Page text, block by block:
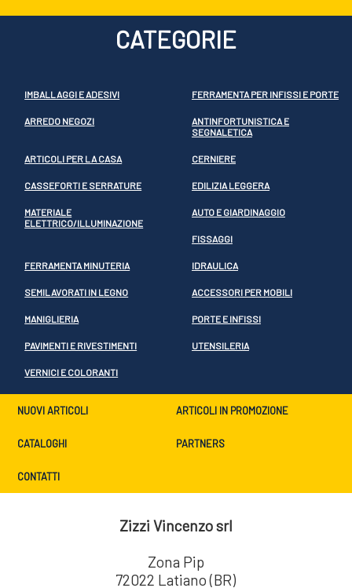
CATEGORIE
IMBALLAGGI E ADESIVI FERRAMENTA PER INFISSI E PORTE
ARREDO NEGOZI
ANTINFORTUNISTICA E
SEGNALETICA
ARTICOLI PER LA CASA CERNIERE
CASSEFORTI E SERRATURE EDILIZIA LEGGERA
MATERIALE
ELETTRICO/ILLUMINAZIONE
AUTO E GIARDINAGGIO
FISSAGGI
FERRAMENTA MINUTERIA IDRAULICA
SEMILAVORATI IN LEGNO ACCESSORI PER MOBILI
MANIGLIERIA PORTE E INFISSI
PAVIMENTI E RIVESTIMENTI UTENSILERIA
VERNICI E COLORANTI
NUOVI ARTICOLI ARTICOLI IN PROMOZIONE
CATALOGHI PARTNERS
CONTATTI
Zizzi Vincenzo srl
Zona Pip
72022 Latiano (BR)